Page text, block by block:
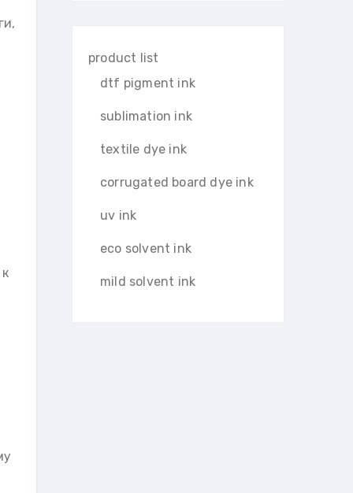
product list
dtf pigment ink
sublimation ink
textile dye ink
corrugated board dye ink
uv ink
eco solvent ink
mild solvent ink